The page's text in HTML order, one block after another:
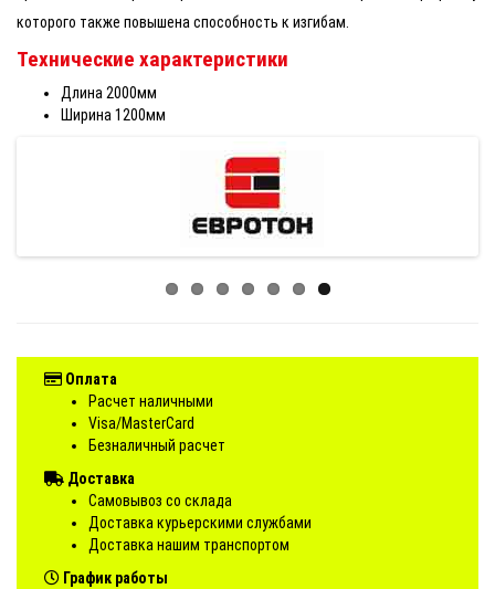
которого также повышена способность к изгибам.
Технические характеристики
Длина 2000мм
Ширина 1200мм
Оплата
Расчет наличными
Visa/MasterCard
Безналичный расчет
Доставка
Самовывоз со склада
Доставка курьерскими службами
Доставка нашим транспортом
График работы